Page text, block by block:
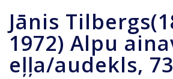
Jānis
1972) Alpu
eļļa/audekls,